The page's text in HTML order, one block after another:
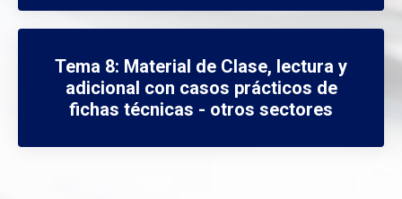
Tema 8: Material de Clase, lectura y
adicional con casos prácticos de
fichas técnicas - otros sectores